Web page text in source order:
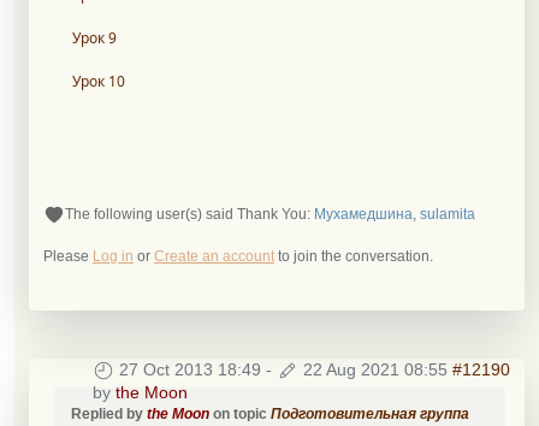
Урок 9
Урок 10
The following user(s) said Thank You: Мухамедшина, sulamita
Please Log in or Create an account to join the conversation.
27 Oct 2013 18:49 - 22 Aug 2021 08:55 #12190
by the Moon
Replied by the Moon on topic Подготовительная группа